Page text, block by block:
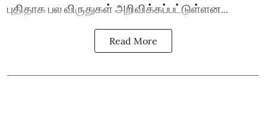
புதிதாக பல விருதுகள் அறிவிக்கப்பட்டுள்ளன...
Read More